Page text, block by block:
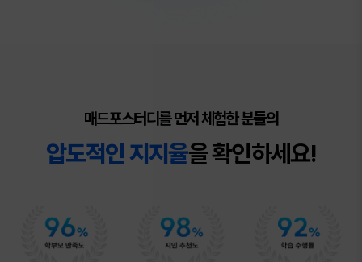
매드포스터디를 먼저 체험한 분들의
압도적인 지지율을 확인하세요!